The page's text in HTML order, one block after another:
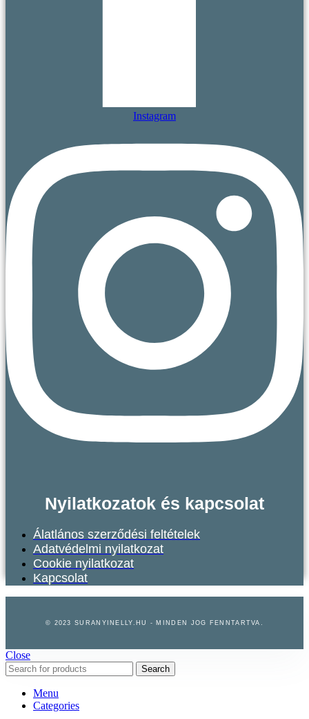
Instagram
Nyilatkozatok és kapcsolat
Álatlános szerződési feltételek
Adatvédelmi nyilatkozat
Cookie nyilatkozat
Kapcsolat
© 2023 SURANYINELLY.HU - MINDEN JOG FENNTARTVA.
Close
Search
Menu
Categories